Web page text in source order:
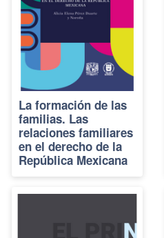
La formación de las
familias. Las
relaciones familiares
en el derecho de la
República Mexicana